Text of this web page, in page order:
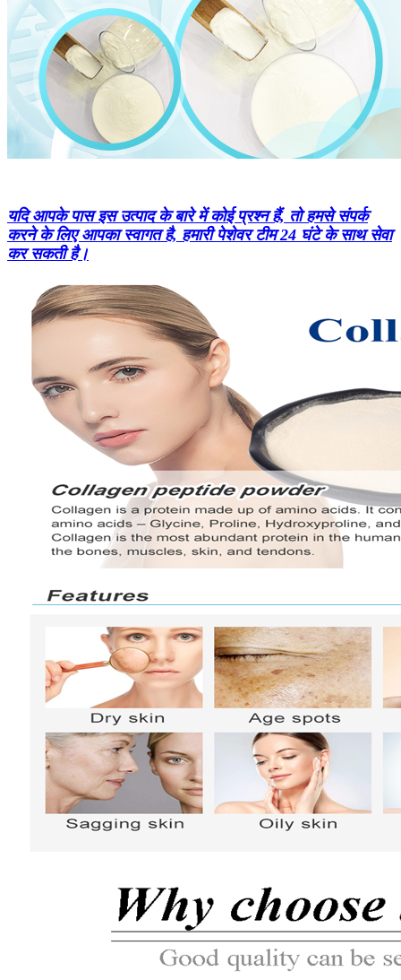
यदि आपके पास इस उत्पाद के बारे में कोई प्रश्न हैं, तो हमसे संपर्क
करने के लिए आपका स्वागत है, हमारी पेशेवर टीम 24 घंटे के साथ सेवा
कर सकती है।